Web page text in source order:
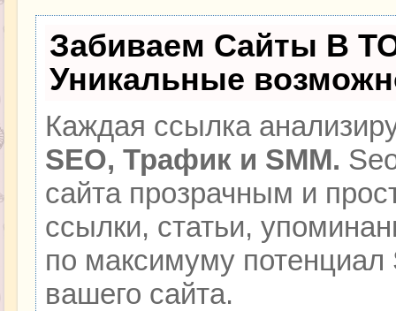
Забиваем Сайты В
Уникальные
Каждая ссылка
SEO, Трафик и SMM.
сайта прозрачным и
ссылки, статьи,
по максимуму
вашего сайта.